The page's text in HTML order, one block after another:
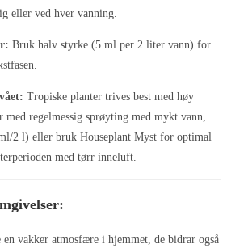
eller ved hver vanning.
Bruk halv styrke (5 ml per 2 liter vann) for
Tropiske planter trives best med høy
regelmessig sprøyting med mykt vann,
2 l) eller bruk Houseplant Myst for optimal
med tørr inneluft.
en vakker atmosfære i hjemmet, de bidrar også